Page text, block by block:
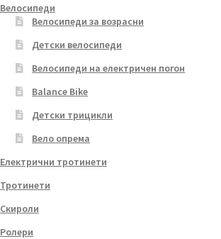
Велосипеди
Велосипеди за возрасни
Детски велосипеди
Велосипеди на електричен погон
Balance Bike
Детски трицикли
Вело опрема
Електрични тротинети
Тротинети
Скироли
Ролери